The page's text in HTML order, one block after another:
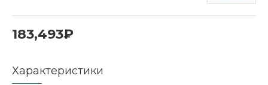
183,493₽
Характеристики